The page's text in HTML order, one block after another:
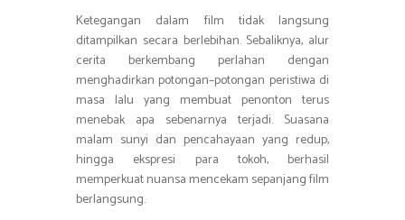
Ketegangan dalam film tidak langsung
ditampilkan secara berlebihan. Sebaliknya, alur
cerita berkembang perlahan dengan
menghadirkan potongan–potongan peristiwa di
masa lalu yang membuat penonton terus
menebak apa sebenarnya terjadi. Suasana
malam sunyi dan pencahayaan yang redup,
hingga ekspresi para tokoh, berhasil
memperkuat nuansa mencekam sepanjang film
berlangsung.